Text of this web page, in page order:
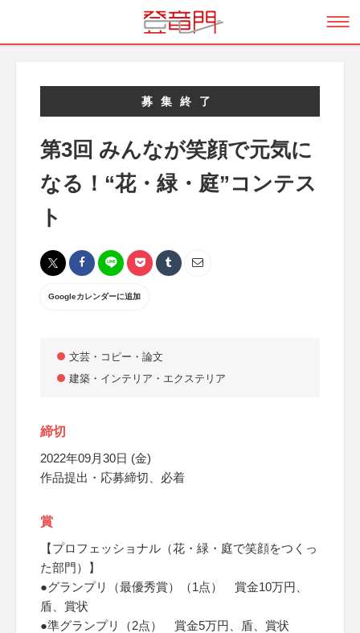
募集終了
第3回 みんなが笑顔で元気に
なる！“花・緑・庭”コンテス
ト
Googleカレンダーに追加
文芸・コピー・論文
建築・インテリア・エクステリア
締切
2022年09月30日 (金)
作品提出・応募締切、必着
賞
【プロフェッショナル（花・緑・庭で笑顔をつくっ
た部門）】
●グランプリ（最優秀賞）（1点） 賞金10万円、
盾、賞状
●準グランプリ（2点） 賞金5万円、盾、賞状